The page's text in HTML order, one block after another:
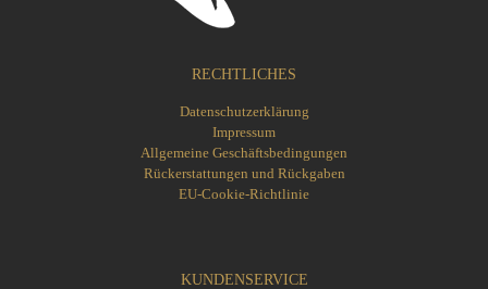
RECHTLICHES
Datenschutzerklärung
Impressum
Allgemeine Geschäftsbedingungen
Rückerstattungen und Rückgaben
EU-Cookie-Richtlinie
KUNDENSERVICE